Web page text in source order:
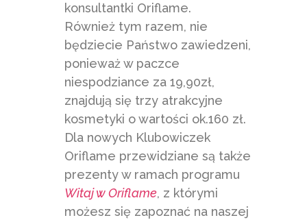
konsultantki Oriflame.
Również tym razem, nie
będziecie Państwo zawiedzeni,
ponieważ w paczce
niespodziance za 19,90zł,
znajdują się trzy atrakcyjne
kosmetyki o wartości ok.160 zł.
Dla nowych Klubowiczek
Oriflame przewidziane są także
prezenty w ramach programu
Witaj w Oriflame, z którymi
możesz się zapoznać na naszej